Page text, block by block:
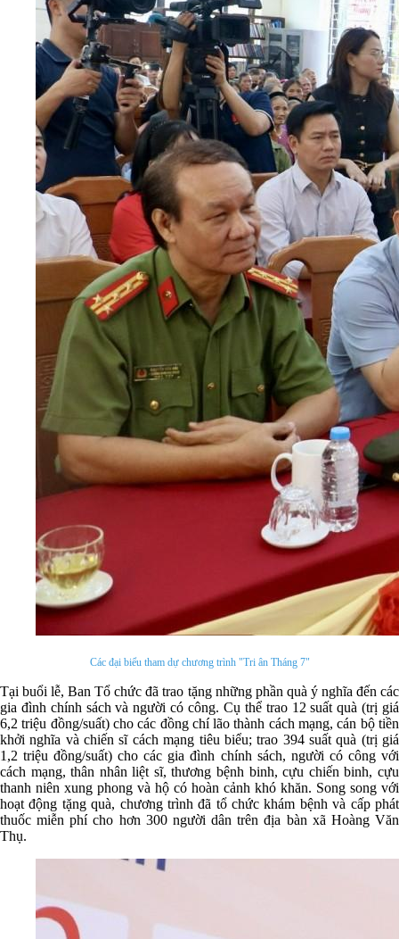
Các đại biểu tham dự chương trình "Tri ân Tháng 7"
Tại buổi lễ, Ban Tổ chức đã trao tặng những phần quà ý nghĩa đến các
gia đình chính sách và người có công. Cụ thể trao 12 suất quà (trị giá
6,2 triệu đồng/suất) cho các đồng chí lão thành cách mạng, cán bộ tiền
khởi nghĩa và chiến sĩ cách mạng tiêu biểu; trao 394 suất quà (trị giá
1,2 triệu đồng/suất) cho các gia đình chính sách, người có công với
cách mạng, thân nhân liệt sĩ, thương bệnh binh, cựu chiến binh, cựu
thanh niên xung phong và hộ có hoàn cảnh khó khăn. Song song với
hoạt động tặng quà, chương trình đã tổ chức khám bệnh và cấp phát
thuốc miễn phí cho hơn 300 người dân trên địa bàn xã Hoàng Văn
Thụ.